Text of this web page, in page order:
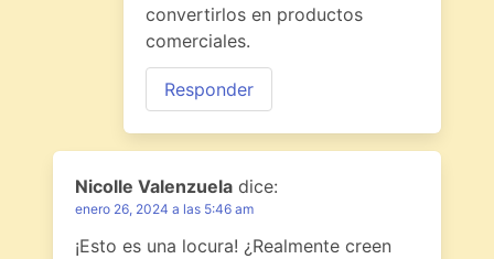
convertirlos en productos
comerciales.
Responder
Nicolle Valenzuela dice:
enero 26, 2024 a las 5:46 am
¡Esto es una locura! ¿Realmente creen